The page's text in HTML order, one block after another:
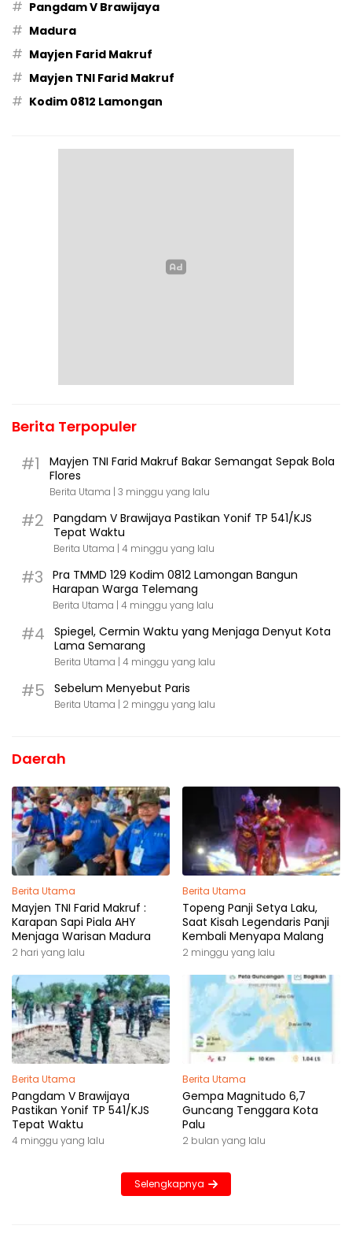
# Pangdam V Brawijaya
# Madura
# Mayjen Farid Makruf
# Mayjen TNI Farid Makruf
# Kodim 0812 Lamongan
Berita Terpopuler
#1
Mayjen TNI Farid Makruf Bakar Semangat Sepak Bola
Flores
Berita Utama | 3 minggu yang lalu
#2
Pangdam V Brawijaya Pastikan Yonif TP 541/KJS
Tepat Waktu
Berita Utama | 4 minggu yang lalu
#3
Pra TMMD 129 Kodim 0812 Lamongan Bangun
Harapan Warga Telemang
Berita Utama | 4 minggu yang lalu
#4
Spiegel, Cermin Waktu yang Menjaga Denyut Kota
Lama Semarang
Berita Utama | 4 minggu yang lalu
#5 Sebelum Menyebut Paris
Berita Utama | 2 minggu yang lalu
Daerah
Berita Utama
Mayjen TNI Farid Makruf :
Karapan Sapi Piala AHY
Menjaga Warisan Madura
2 hari yang lalu
Berita Utama
Topeng Panji Setya Laku,
Saat Kisah Legendaris Panji
Kembali Menyapa Malang
2 minggu yang lalu
Berita Utama
Pangdam V Brawijaya
Pastikan Yonif TP 541/KJS
Tepat Waktu
4 minggu yang lalu
Berita Utama
Gempa Magnitudo 6,7
Guncang Tenggara Kota
Palu
2 bulan yang lalu
Selengkapnya